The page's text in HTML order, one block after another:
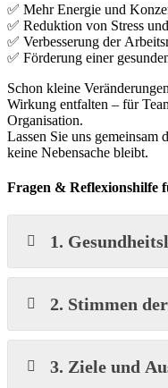
✅ Mehr Energie und
✅ Reduktion von Stress
✅ Verbesserung der
✅ Förderung einer
Schon kleine
Wirkung entfalten – für
Organisation.
Lassen Sie uns gemeinsam
keine Nebensache bleibt.
Fragen & Reflexionshilfe
1.
2. Stimmen
3. Ziele und